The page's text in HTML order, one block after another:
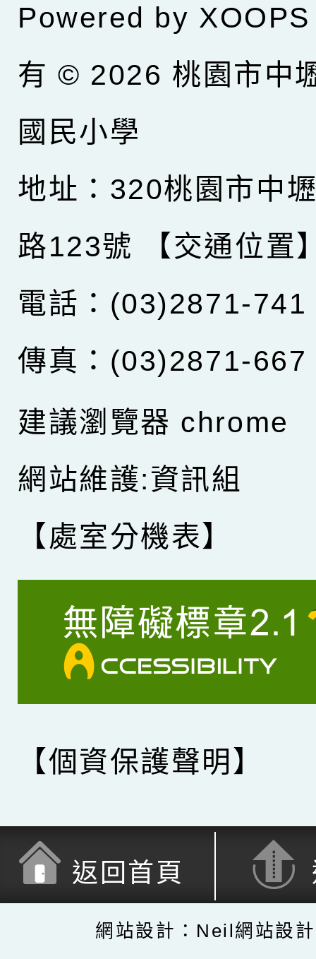
Powered by XOOPS
有 © 2026 桃園市中
國民小學
地址：320桃園市中
路123號
【交通位置
電話：(03)2871-741
傳真：(03)2871-667
建議瀏覽器 chrome
網站維護:資訊組
【處室分機表】
【個資保護聲明】
返回首頁
網站設計：Neil網站設